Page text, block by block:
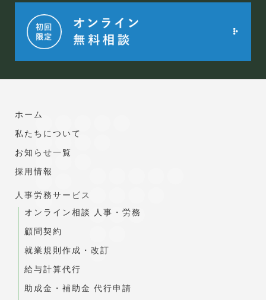
ホーム
私たちについて
お知らせ一覧
採用情報
人事労務サービス
オンライン相談 人事・労務
顧問契約
就業規則作成・改訂
給与計算代行
助成金・補助金 代行申請